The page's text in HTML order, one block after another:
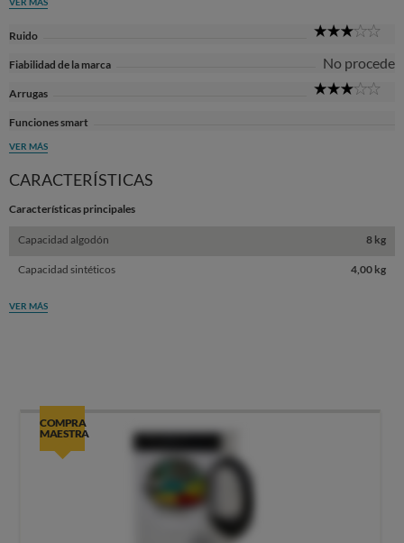
VER MÁS
Ruido
Fiabilidad de la marca No procede
Arrugas
Funciones smart
VER MÁS
CARACTERÍSTICAS
Características principales
Capacidad algodón 8 kg
Capacidad sintéticos 4,00 kg
VER MÁS
COMPRA
MAESTRA